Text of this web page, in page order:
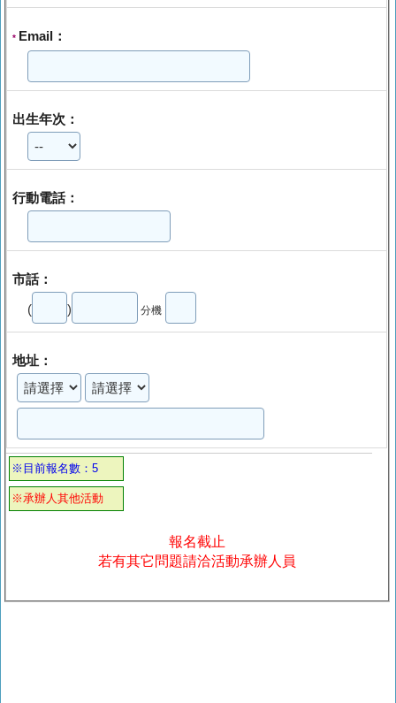
* Email：
出生年次：
行動電話：
市話：
( ) 分機
地址：
※目前報名數：5
※承辦人其他活動
報名截止
若有其它問題請洽活動承辦人員